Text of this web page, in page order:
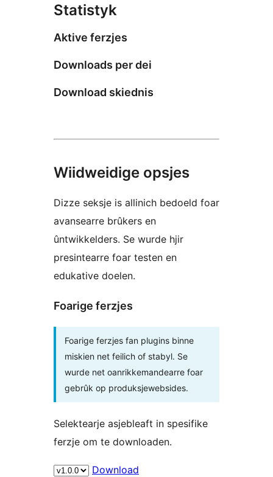
Statistyk
Aktive ferzjes
Downloads per dei
Download skiednis
Wiidweidige opsjes
Dizze seksje is allinich bedoeld foar
avansearre brûkers en
ûntwikkelders. Se wurde hjir
presintearre foar testen en
edukative doelen.
Foarige ferzjes
Foarige ferzjes fan plugins binne
miskien net feilich of stabyl. Se
wurde net oanrikkemandearre foar
gebrûk op produksjewebsides.
Selektearje asjebleaft in spesifike
ferzje om te downloaden.
Download